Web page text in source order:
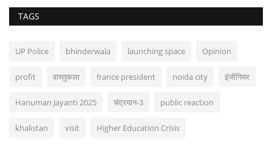
TAGS
UP Police bhinderwala launching space Opinion
profit वास्तुकला france president noida city इंजीनियर
Hanuman Jayanti 2025 चंद्रयान-3 public reaction
khalistan visit Higher Education Crisis